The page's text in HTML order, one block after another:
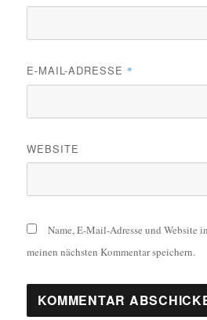
E-MAIL-ADRESSE *
WEBSITE
Name, E-Mail-Adresse und Website
meinen nächsten Kommentar speichern.